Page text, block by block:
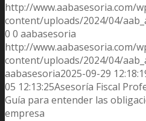
http://www.aabasesoria.com/
content/uploads/2024/04/
0 0 aabasesoria
http://www.aabasesoria.com/
content/uploads/2024/04/
aabasesoria2025-09-29
05 12:13:25Asesoría Fiscal
Guía para entender las
empresa